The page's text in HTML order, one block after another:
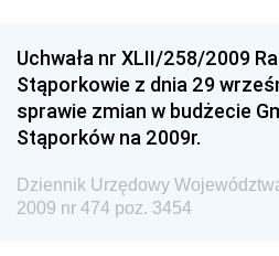
Dziennik Urzędowy Ministra
Narodowego i Sportu
Dziennik Urzędowy Ministra
Społecznej
Dziennik Urzędowy Komendy
Granicznej
Uchwała nr XLII/258/2009
Stąporkowie z dnia 29
sprawie zmian w budżecie
Stąporków na 2009r.
Dziennik Urzędowy
2009 nr 474 poz. 3454